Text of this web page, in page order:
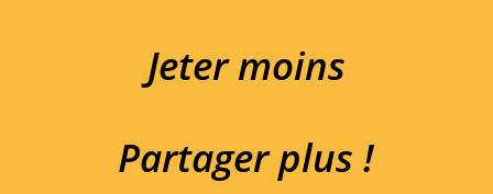
Jeter moins
Partager plus !